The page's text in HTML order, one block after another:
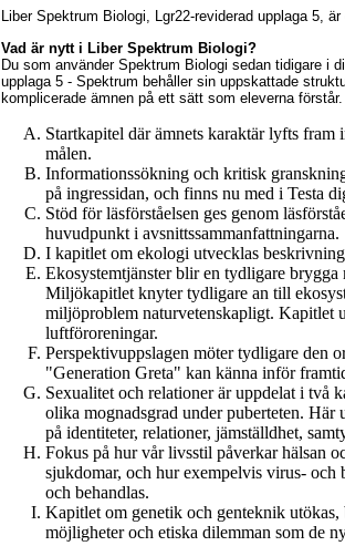
Liber Spektrum Biologi, Lgr22-reviderad upplaga 5,
Vad är nytt i Liber Spektrum Biologi?
Du som använder Spektrum Biologi sedan tidigare i
upplaga 5 - Spektrum behåller sin uppskattade
komplicerade ämnen på ett sätt som eleverna förstår.
Startkapitel där ämnets karaktär lyfts fram
målen.
Informationssökning och kritisk
på ingressidan, och finns nu med i Testa
Stöd för läsförståelsen ges genom
huvudpunkt i avsnittssammanfattningarna.
I kapitlet om ekologi utvecklas
Ekosystemtjänster blir en tydligare
Miljökapitlet knyter tydligare an till
miljöproblem naturvetenskapligt. Kapitlet
luftföroreningar.
Perspektivuppslagen möter tydligare den
"Generation Greta" kan känna inför
Sexualitet och relationer är uppdelat i två
olika mognadsgrad under puberteten.
på identiteter, relationer, jämställdhet,
Fokus på hur vår livsstil påverkar hälsan
sjukdomar, och hur exempelvis virus- och
och behandlas.
Kapitlet om genetik och genteknik utökas,
möjligheter och etiska dilemman som de